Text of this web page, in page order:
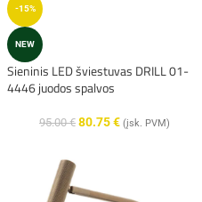
-15%
NEW
Sieninis LED šviestuvas DRILL 01-
4446 juodos spalvos
95.00€ 80.75€ (įsk. PVM)